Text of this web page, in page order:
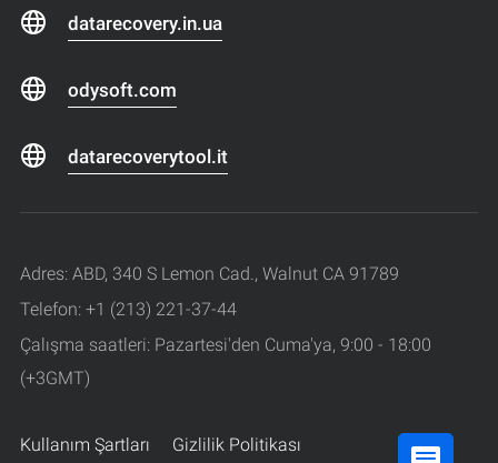
datarecovery.in.ua
odysoft.com
datarecoverytool.it
Adres: ABD, 340 S Lemon Cad., Walnut CA 91789
Telefon: +1 (213) 221-37-44
Çalışma saatleri: Pazartesi'den Cuma'ya, 9:00 - 18:00
(+3GMT)
Kullanım Şartları Gizlilik Politikası